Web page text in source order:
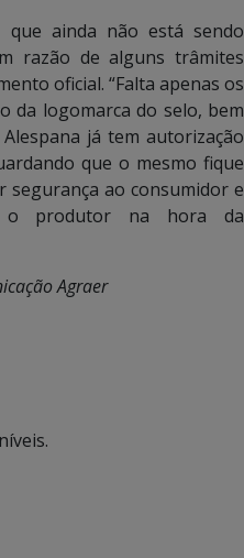
que ainda não está sendo
razão de alguns trâmites
oficial. “Falta apenas os
da logomarca do selo, bem
já tem autorização
que o mesmo fique
ao consumidor e
o produtor na hora da
Agraer